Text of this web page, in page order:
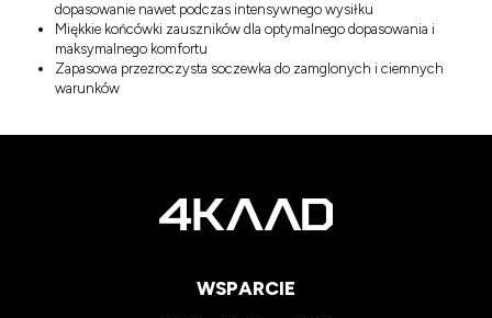
dopasowanie nawet podczas intensywnego wysiłku
Miękkie końcówki zauszników dla optymalnego dopasowania i
maksymalnego komfortu
Zapasowa przezroczysta soczewka do zamglonych i ciemnych
warunków
WSPARCIE